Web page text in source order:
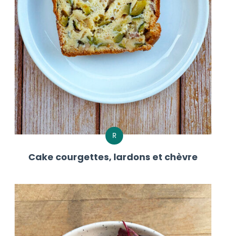
R
Cake courgettes, lardons et chèvre